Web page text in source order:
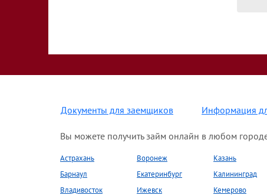
Документы для заемщиков Информация
Вы можете получить займ онлайн в любом
Астрахань
Барнаул
Владивосток
Воронеж
Екатеринбург
Ижевск
Казань
Калининград
Кемерово